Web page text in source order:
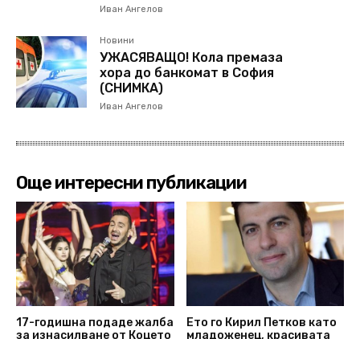
Иван Ангелов
Новини
УЖАСЯВАЩО! Кола премаза
хора до банкомат в София
(СНИМКА)
Иван Ангелов
Още интересни публикации
17-годишна подаде жалба
за изнасилване от Коцето
Ето го Кирил Петков като
младоженец, красивата